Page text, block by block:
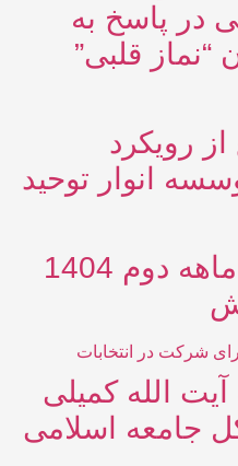
در پاسخ به
“نماز قلبی”
رویکرد
انوار توحید
گزارش شش ماهه دوم 1404
الله کمیلی
جامعه اسلامی